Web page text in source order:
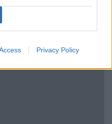
Privacy Policy
Kokią kainą širdis
stabdžių?